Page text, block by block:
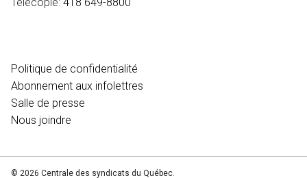
Politique de confidentialité
Abonnement aux infolettres
Salle de presse
Nous joindre
© 2026 Centrale des syndicats du Québec.